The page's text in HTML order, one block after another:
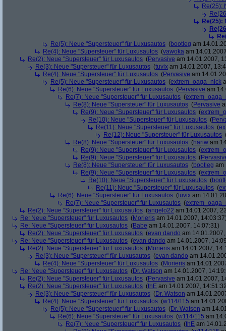
Re(25):
Re(25):
Re(5): Neue "Supersteuer" für Luxusautos (bootleg am
Re(4): Neue "Supersteuer" für Luxusautos (vawoka am
Re(2): Neue "Supersteuer" für Luxusautos (Pervasive am 14.01.2007,
Re(3): Neue "Supersteuer" für Luxusautos (tuvix am 14.01.2007,
Re(4): Neue "Supersteuer" für Luxusautos (Pervasive am
Re(5): Neue "Supersteuer" für Luxusautos (extrem_oaga_nick
Re(6): Neue "Supersteuer" für Luxusautos (Pervasive am
Re(7): Neue "Supersteuer" für Luxusautos (
Re(8): Neue "Supersteuer" für Luxusautos (Pervasive
Re(9): Neue "Supersteuer" für Luxusautos (
Re(10): Neue "Supersteuer" für Luxusautos (
Re(11): Neue "Supersteuer" für Luxusautos (
Re(12): Neue "Supersteuer" für Luxusautos
Re(8): Neue "Supersteuer" für Luxusautos (hariw am
Re(9): Neue "Supersteuer" für Luxusautos (
Re(9): Neue "Supersteuer" für Luxusautos (
Re(8): Neue "Supersteuer" für Luxusautos (bootleg am
Re(9): Neue "Supersteuer" für Luxusautos (
Re(10): Neue "Supersteuer" für Luxusautos (
Re(11): Neue "Supersteuer" für Luxusautos (
Re(6): Neue "Supersteuer" für Luxusautos (tuvix am
Re(7): Neue "Supersteuer" für Luxusautos (
Re(2): Neue "Supersteuer" für Luxusautos (angelo22 am 14.01.2007,
Re: Neue "Supersteuer" für Luxusautos (Morieris am 14.01.2007,
Re: Neue "Supersteuer" für Luxusautos (Babe am 14.01.2007, 14:07:31)
Re(2): Neue "Supersteuer" für Luxusautos (evan dando am
Re: Neue "Supersteuer" für Luxusautos (evan dando am 14.01.2007,
Re(2): Neue "Supersteuer" für Luxusautos (Morieris am 14.01.2007,
Re(3): Neue "Supersteuer" für Luxusautos (evan dando am
Re(4): Neue "Supersteuer" für Luxusautos (Morieris am
Re: Neue "Supersteuer" für Luxusautos (Dr. Watson am 14.01.2007,
Re(2): Neue "Supersteuer" für Luxusautos (Pervasive am 14.01.2007,
Re(2): Neue "Supersteuer" für Luxusautos (thE am 14.01.2007,
Re(3): Neue "Supersteuer" für Luxusautos (Dr. Watson am
Re(4): Neue "Supersteuer" für Luxusautos (w114/115 am
Re(5): Neue "Supersteuer" für Luxusautos (Dr. Watson am
Re(6): Neue "Supersteuer" für Luxusautos (w114/115 am
Re(7): Neue "Supersteuer" für Luxusautos (thE am